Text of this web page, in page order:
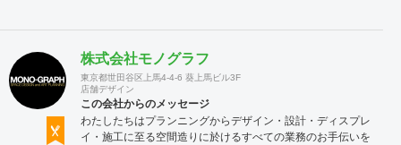
株式会社モノグラフ
東京都世田谷区上馬4-4-6 葵上馬ビル3F
店舗デザイン
この会社からのメッセージ
わたしたちはプランニングからデザイン・設計・ディスプレ
イ・施工に至る空間造りに於けるすべての業務のお手伝いを